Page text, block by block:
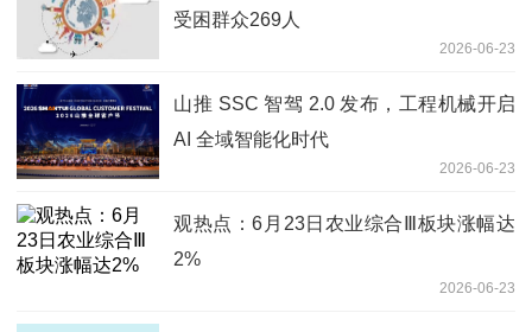
受困群众269人
2026-06-23
山推 SSC 智驾 2.0 发布，工程机械开启
AI 全域智能化时代
2026-06-23
观热点：6月23日农业综合Ⅲ板块涨幅达
2%
2026-06-23